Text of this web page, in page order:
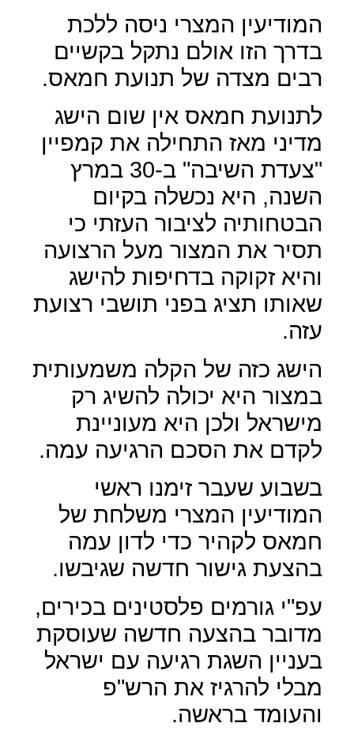
המודיעין המצרי ניסה ללכת
בדרך הזו אולם נתקל בקשיים
רבים מצדה של תנועת חמאס.
לתנועת חמאס אין שום הישג
מדיני מאז התחילה את קמפיין
"צעדת השיבה" ב-30 במרץ
השנה, היא נכשלה בקיום
הבטחותיה לציבור העזתי כי
תסיר את המצור מעל הרצועה
והיא זקוקה בדחיפות להישג
שאותו תציג בפני תושבי רצועת
עזה.
הישג כזה של הקלה משמעותית
במצור היא יכולה להשיג רק
מישראל ולכן היא מעוניינת
לקדם את הסכם הרגיעה עמה.
בשבוע שעבר זימנו ראשי
המודיעין המצרי משלחת של
חמאס לקהיר כדי לדון עמה
בהצעת גישור חדשה שגיבשו.
עפ"י גורמים פלסטינים בכירים,
מדובר בהצעה חדשה שעוסקת
בעניין השגת רגיעה עם ישראל
מבלי להרגיז את הרש"פ
והעומד בראשה.